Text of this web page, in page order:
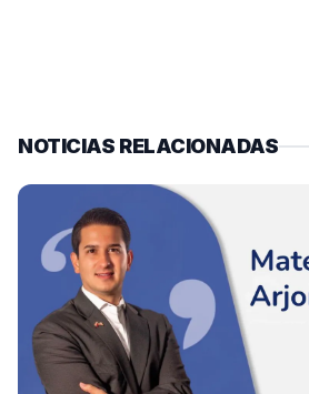
NOTICIAS RELACIONADAS